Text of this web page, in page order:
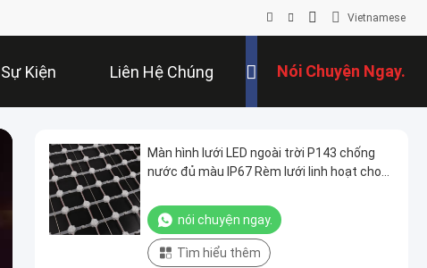
Vietnamese
Sự Kiện Liên Hệ Chúng
Tôi
Nói Chuyện Ngay.
Màn hình lưới LED ngoài trời P143 chống
nước đủ màu IP67 Rèm lưới linh hoạt cho
nói chuyện ngay.
Tìm hiểu thêm